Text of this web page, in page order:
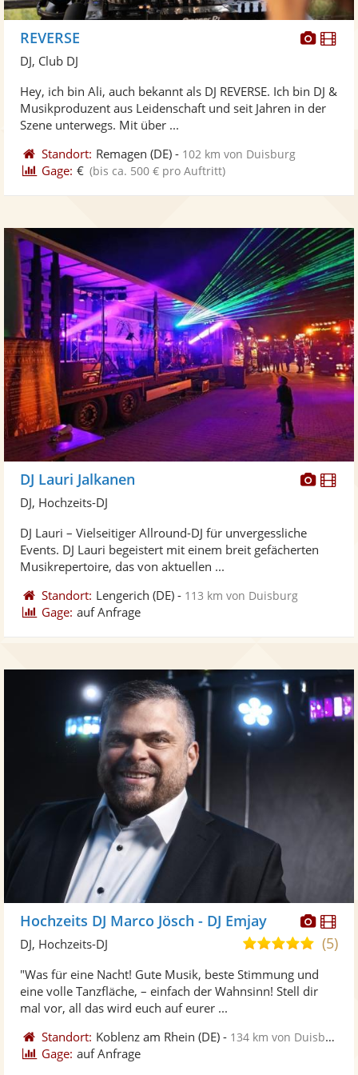
Fotos
REVERSE
DJ, Club DJ
Hey, ich bin Ali, auch bekannt als DJ REVERSE. Ich bin DJ &
Musikproduzent aus Leidenschaft und seit Jahren in der
Szene unterwegs. Mit über ...
Standort: Remagen (DE) - 102 km von Duisburg
Gage: € (bis ca. 500 € pro Auftritt)
DJ Lauri Jalkanen
DJ, Hochzeits-DJ
DJ Lauri – Vielseitiger Allround-DJ für unvergessliche
Events. DJ Lauri begeistert mit einem breit gefächerten
Musikrepertoire, das von aktuellen ...
Standort: Lengerich (DE) - 113 km von Duisburg
Gage: auf Anfrage
Fotos
Hochzeits DJ Marco Jösch - DJ Emjay
5,0
5
(5)
DJ, Hochzeits-DJ
"Was für eine Nacht! Gute Musik, beste Stimmung und
eine volle Tanzfläche, – einfach der Wahnsinn! Stell dir
mal vor, all das wird euch auf eurer ...
Standort: Koblenz am Rhein (DE) - 134 km von Duisburg
Gage: auf Anfrage